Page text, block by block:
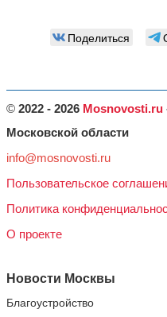
Поделиться
© 2022 - 2026 Mosnovosti.ru
Московской области
info@mosnovosti.ru
Пользовательское
Политика
О проекте
Новости Москвы
Благоустройство